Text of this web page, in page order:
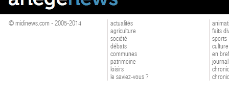
© midinews.com - 2005-2014
actualités
agriculture
société
débats
communes
patrimoine
loisirs
le saviez-vous ?
faits
sports
culture
en bref